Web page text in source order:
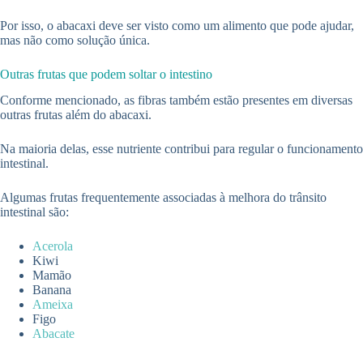
Por isso, o abacaxi deve ser visto como um alimento que pode ajudar,
mas não como solução única.
Outras frutas que podem soltar o intestino
Conforme mencionado, as fibras também estão presentes em diversas
outras frutas além do abacaxi.
Na maioria delas, esse nutriente contribui para regular o funcionamento
intestinal.
Algumas frutas frequentemente associadas à melhora do trânsito
intestinal são:
Acerola
Kiwi
Mamão
Banana
Ameixa
Figo
Abacate